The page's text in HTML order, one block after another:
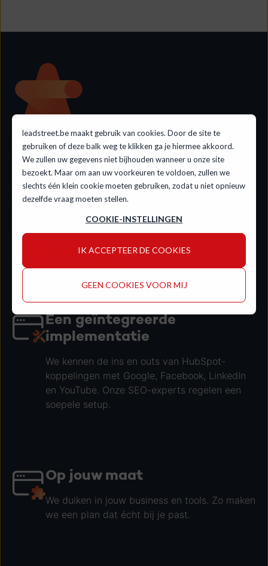
leadstreet.be maakt gebruik van cookies. Door de site te
gebruiken of deze balk weg te klikken ga je hiermee akkoord.
We zullen uw gegevens niet bijhouden wanneer u onze site
bezoekt. Maar om aan uw voorkeuren te voldoen, zullen we
slechts één klein cookie moeten gebruiken, zodat u niet opnieuw
dezelfde vraag moeten stellen.
COOKIE-INSTELLINGEN
IK ACCEPTEER DE COOKIES
GEEN COOKIES VOOR MIJ
Kies leadstreet als
partner
Met een ervaren HubSpot-partner als leadstreet weet
zorgen we voor échte groei.
Een geïntegreerde
implementatie
We kennen de ins en outs van HubSpot-
koppelingen met Google, Facebook, LinkedIn
en YouTube. Onze SEO-experts regelen een
soepele setup.
Op jouw maat
We duiken in jouw business en tools. Zo maken
we een plan dat écht bij je past.